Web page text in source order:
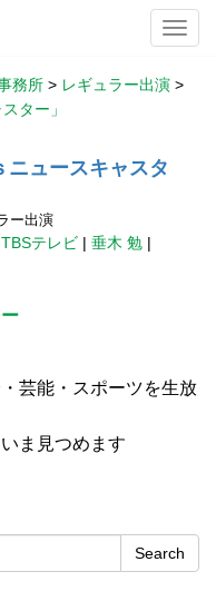
務所 > レギュラー出演 >
ター」
ニュースキャスタ
ー出演
TBSテレビ | 垂木 勉 |
芸能・スポーツを生放
ま見つめます
Search